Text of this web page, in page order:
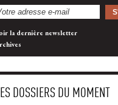
la dernière newsletter
DOSSIERS DU MOMENT